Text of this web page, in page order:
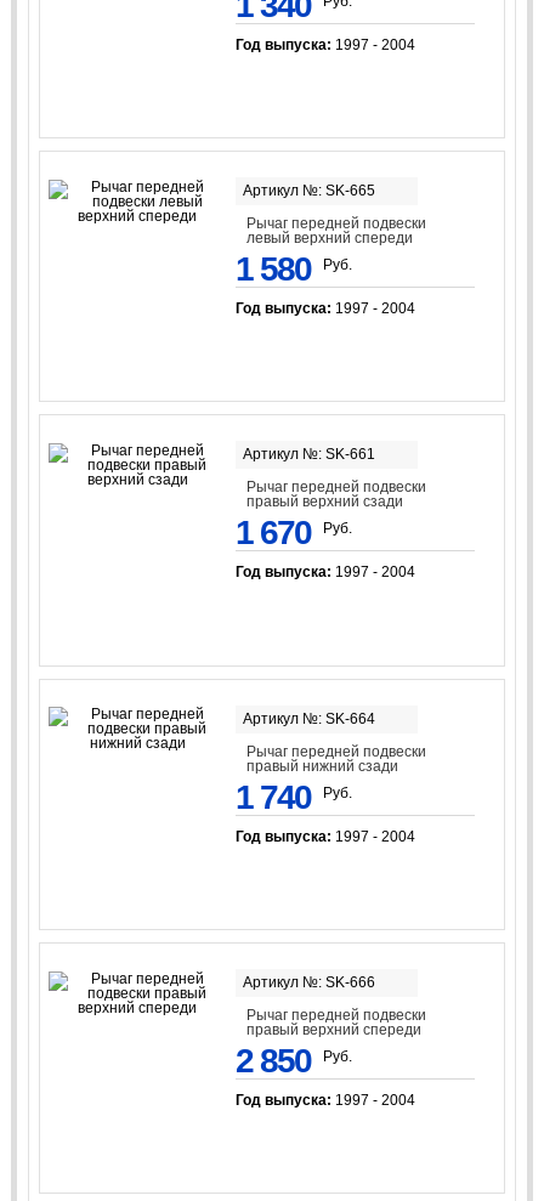
Год выпуска: 1997 - 2004
Артикул №: SK-665
Рычаг передней подвески
левый верхний спереди
1 580 Руб.
Год выпуска: 1997 - 2004
Артикул №: SK-661
Рычаг передней подвески
правый верхний сзади
1 670 Руб.
Год выпуска: 1997 - 2004
Артикул №: SK-664
Рычаг передней подвески
правый нижний сзади
1 740 Руб.
Год выпуска: 1997 - 2004
Артикул №: SK-666
Рычаг передней подвески
правый верхний спереди
2 850 Руб.
Год выпуска: 1997 - 2004